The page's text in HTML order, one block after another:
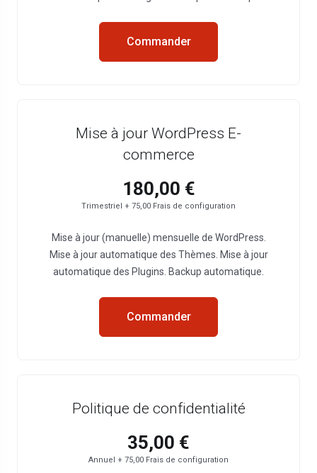
Commander
Mise à jour WordPress E-
commerce
180,00 €
Trimestriel + 75,00 Frais de configuration
Mise à jour (manuelle) mensuelle de WordPress.
Mise à jour automatique des Thèmes. Mise à jour
automatique des Plugins. Backup automatique.
Commander
Politique de confidentialité
35,00 €
Annuel + 75,00 Frais de configuration